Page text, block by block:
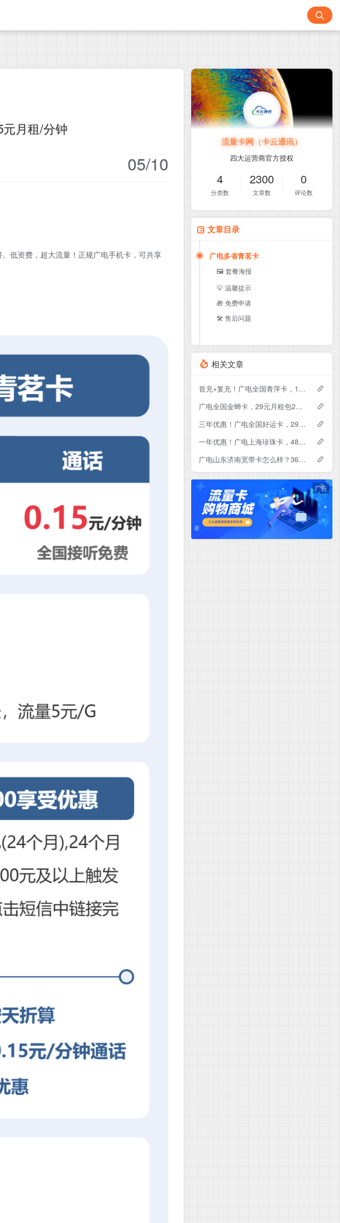
月租/分钟
05/10
低资费，超大流量！正规广电手机卡，可共享
流量卡网（卡云通讯）
四大运营商官方授权
4
分类数
2300
文章数
0
评论数
文章目录
广电多省青茗卡
🖼️ 套餐海报
💡 温馨提示
🎁 免费申请
🛠️ 售后问题
相关文章
首充+复充！广电全国青萍卡，19元月租包230G+0.15元月租/分钟
广电全国金蝉卡，29元月租包230G+0.15元月租/分钟
三年优惠！广电全国好运卡，29元月租包200G+0.15元月租/分钟
一年优惠！广电上海珍珠卡，48元月租包430G+300分钟
广电山东济南宽带卡怎么样？360-840元月租包1-3年500-1000M单宽带套餐——广电流量卡测评
广告